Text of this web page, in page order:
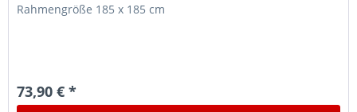
Rahmengröße 185 x 185 cm
73,90 € *